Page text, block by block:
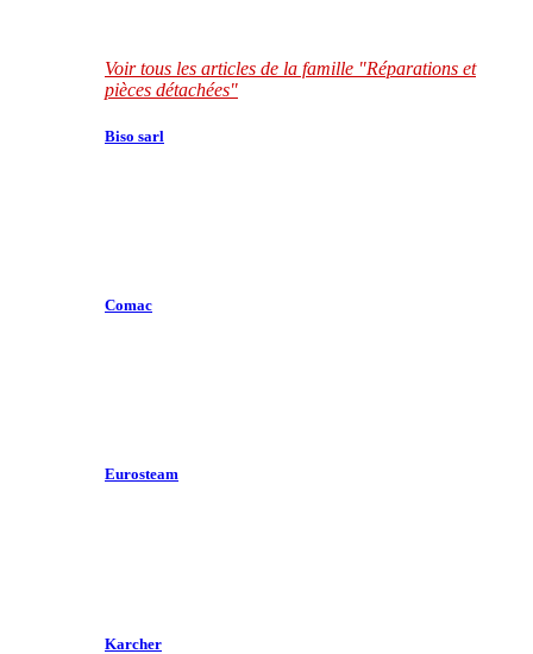
Voir tous les articles de la famille "Réparations et
pièces détachées"
Biso sarl
Comac
Eurosteam
Karcher